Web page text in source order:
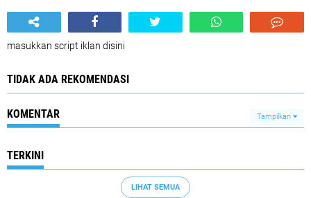
masukkan script iklan disini
TIDAK ADA REKOMENDASI
KOMENTAR Tampilkan
TERKINI
LIHAT SEMUA